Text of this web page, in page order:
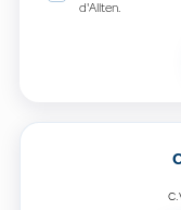
d'Allten.